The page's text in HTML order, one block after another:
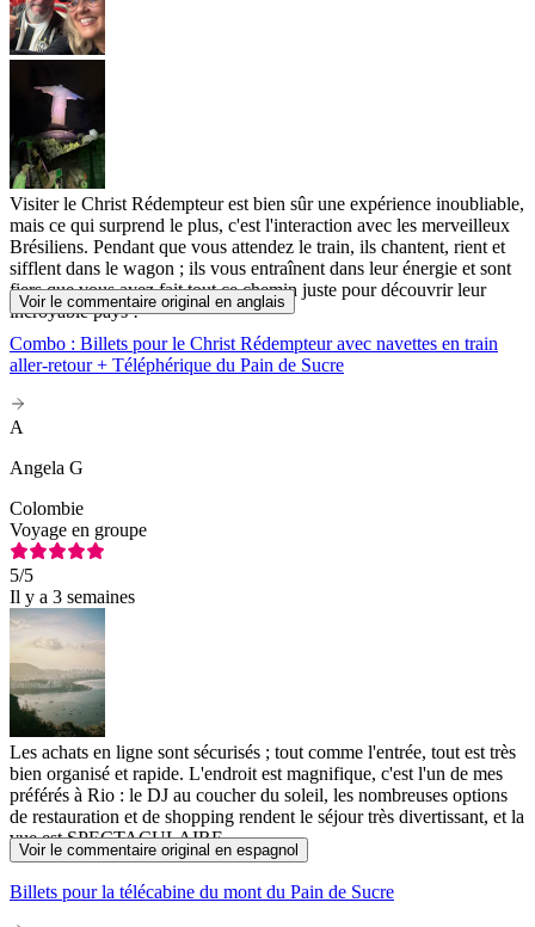
Visiter le Christ Rédempteur est bien sûr une expérience inoubliable,
mais ce qui surprend le plus, c'est l'interaction avec les merveilleux
Brésiliens. Pendant que vous attendez le train, ils chantent, rient et
sifflent dans le wagon ; ils vous entraînent dans leur énergie et sont
fiers que vous ayez fait tout ce chemin juste pour découvrir leur
incroyable pays !
Voir le commentaire original en anglais
Combo : Billets pour le Christ Rédempteur avec navettes en train
aller-retour + Téléphérique du Pain de Sucre
A
Angela G
Colombie
Voyage en groupe
5/5
Il y a 3 semaines
Les achats en ligne sont sécurisés ; tout comme l'entrée, tout est très
bien organisé et rapide. L'endroit est magnifique, c'est l'un de mes
préférés à Rio : le DJ au coucher du soleil, les nombreuses options
de restauration et de shopping rendent le séjour très divertissant, et la
vue est SPECTACULAIRE.
Voir le commentaire original en espagnol
Billets pour la télécabine du mont du Pain de Sucre